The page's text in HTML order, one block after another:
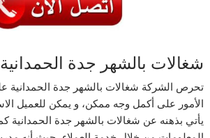
شغالات بالشهر جدة الحمدانية
تحرص الشركة شغالات بالشهر جدة الحمدانية
الأمور على أكمل وجه ممكن، و يمكن للعميل
يأتي بذهنه عن شغالات بالشهر جدة الحمدانية